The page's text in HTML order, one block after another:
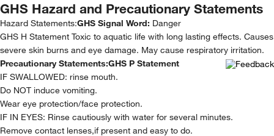
GHS Hazard and Precautionary Statements
Hazard Statements:GHS Signal Word: Danger
GHS H Statement Toxic to aquatic life with long lasting effects. Causes
severe skin burns and eye damage. May cause respiratory irritation.
Precautionary Statements:GHS P Statement
IF SWALLOWED: rinse mouth.
Do NOT induce vomiting.
Wear eye protection/face protection.
IF IN EYES: Rinse cautiously with water for several minutes.
Remove contact lenses,if present and easy to do.